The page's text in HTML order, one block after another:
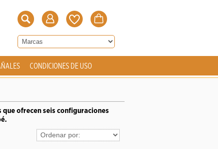
CONDICIONES DE USO
ofrecen seis configuraciones